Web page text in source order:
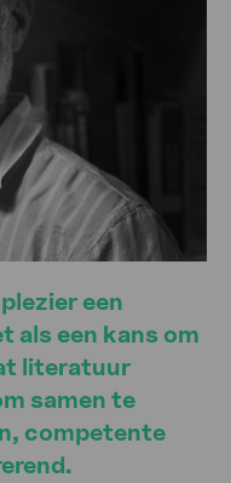
een
als een kans om
literatuur
samen te
competente